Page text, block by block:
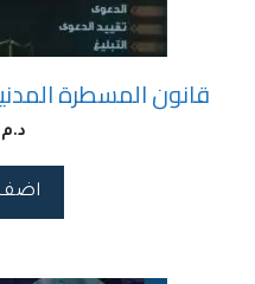
قانون المسطرة
اضف